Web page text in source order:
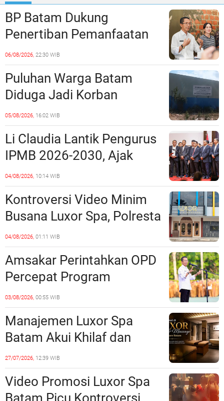
BP Batam Dukung
Penertiban Pemanfaatan
Ruang Laut Sesuai
Ketentuan Peraturan
Perundang-undangan
06/08/2026, 22:30 WIB
Puluhan Warga Batam
Diduga Jadi Korban
Penipuan Kavling Hingga
Miliaran Rupiah, Laporan ke
Polda Kepri Jalan di
Tempat?
05/08/2026, 16:02 WIB
Li Claudia Lantik Pengurus
IPMB 2026-2030, Ajak
Perkuat Kerukunan dan
Sinergi dengan Pemko
Batam
04/08/2026, 10:14 WIB
Kontroversi Video Minim
Busana Luxor Spa, Polresta
Barelang Usut Tuntas
Unsur Pelanggaran Hukum
04/08/2026, 01:11 WIB
Amsakar Perintahkan OPD
Percepat Program
Prioritas, Targetkan
Realisasi Pembangunan
Lampaui 50 Persen
03/08/2026, 00:55 WIB
Manajemen Luxor Spa
Batam Akui Khilaf dan
Minta Maaf, Konten
Langsung Di-Takedown
27/07/2026, 12:39 WIB
Video Promosi Luxor Spa